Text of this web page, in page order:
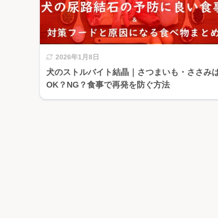
2026年1月8日
犬のストルバイト結晶｜さつまいも・ささみ
OK？NG？食事で再発を防ぐ方法